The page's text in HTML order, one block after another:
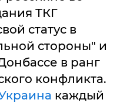
ТКГ
статус в
стороны" и
в ранг
конфликта.
каждый